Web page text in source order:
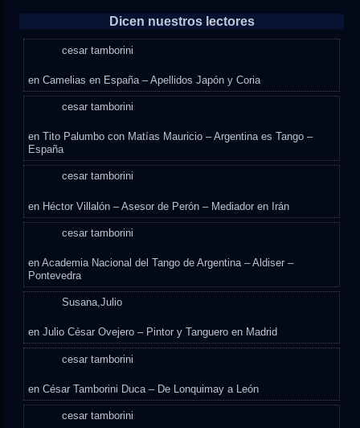
Dicen nuestros lectores
cesar tamborini
enCamelias en España – Apellidos Japón y Coria
cesar tamborini
enTito Palumbo con Matías Mauricio – Argentina es Tango –
España
cesar tamborini
en Héctor Villalón – Asesor de Perón – Mediador en Irán
cesar tamborini
enAcademia Nacional del Tango de Argentina – Aldiser –
Pontevedra
Susana,Julio
enJulio César Ovejero – Pintor y Tanguero en Madrid
cesar tamborini
enCésar Tamborini Duca – De Lonquimay a León
cesar tamborini